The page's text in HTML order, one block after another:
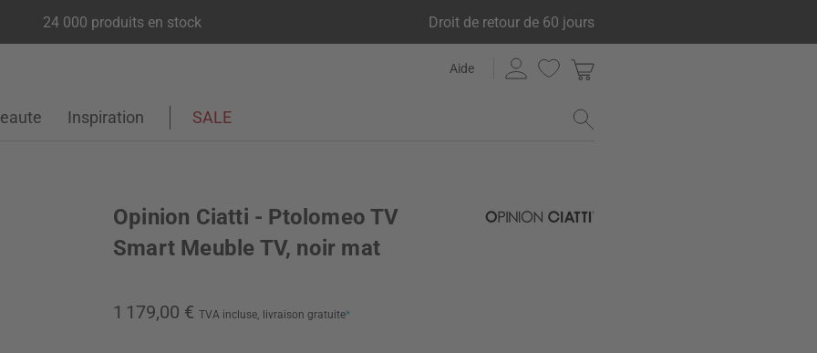
24 000 produits en stock Droit de retour de 60 jours
Aide
Inspiration SALE
Opinion Ciatti - Ptolomeo TV
Smart Meuble TV, noir mat
1 179,00 € TVA incluse, livraison gratuite*